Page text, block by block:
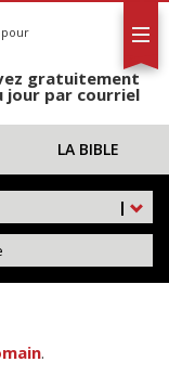
pour
gratuitement
jour par courriel
LA BIBLE
|
.